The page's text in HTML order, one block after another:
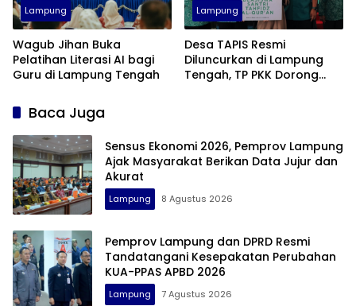
Lampung
Wagub Jihan Buka
Pelatihan Literasi AI bagi
Guru di Lampung Tengah
Lampung
Desa TAPIS Resmi
Diluncurkan di Lampung
Tengah, TP PKK Dorong
Baca Juga
Sensus Ekonomi 2026, Pemprov Lampung
Ajak Masyarakat Berikan Data Jujur dan
Akurat
Lampung 8 Agustus 2026
Pemprov Lampung dan DPRD Resmi
Tandatangani Kesepakatan Perubahan
KUA-PPAS APBD 2026
Lampung 7 Agustus 2026